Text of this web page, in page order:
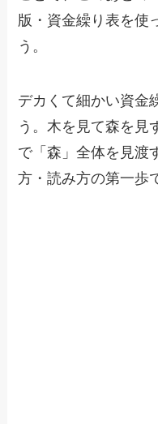
版・資金繰り表を使
う。
デカくて細かい資金
う。木を見て森を見
で「森」全体を見渡
方・読み方の第一歩